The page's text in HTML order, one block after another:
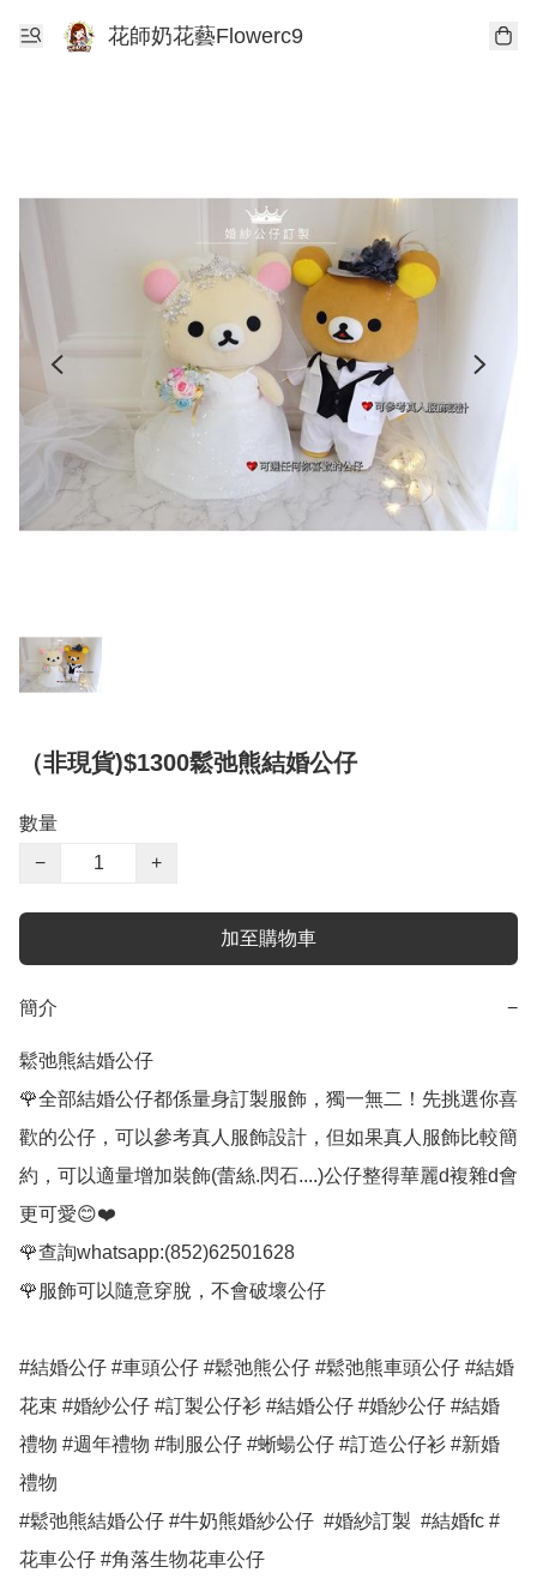
花師奶花藝Flowerc9
（非現貨)$1300鬆弛熊結婚公仔
數量
−
+
加至購物車
簡介 −
鬆弛熊結婚公仔
🌹全部結婚公仔都係量身訂製服飾，獨一無二！先挑選你喜
歡的公仔，可以參考真人服飾設計，但如果真人服飾比較簡
約，可以適量增加裝飾(蕾絲.閃石....)公仔整得華麗d複雜d會
更可愛😊❤️
🌹查詢whatsapp:(852)62501628
🌹服飾可以隨意穿脫，不會破壞公仔
#結婚公仔 #車頭公仔 #鬆弛熊公仔 #鬆弛熊車頭公仔 #結婚
花束 #婚紗公仔 #訂製公仔衫 #結婚公仔 #婚紗公仔 #結婚
禮物 #週年禮物 #制服公仔 #蜥蝪公仔 #訂造公仔衫 #新婚
禮物
#鬆弛熊結婚公仔 #牛奶熊婚紗公仔  #婚紗訂製  #結婚fc #
花車公仔 #角落生物花車公仔